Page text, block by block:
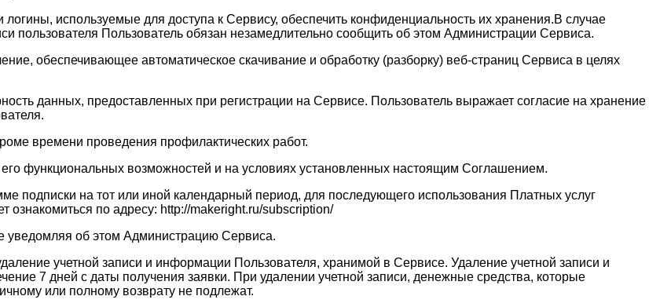
используемые для доступа к Сервису, обеспечить конфиденциальность их хранения.В случае
пользователя Пользователь обязан незамедлительно сообщить об этом Администрации Сервиса.
обеспечивающее автоматическое скачивание и обработку (разборку) веб-страниц Сервиса в целях
данных, предоставленных при регистрации на Сервисе. Пользователь выражает согласие на хранение
времени проведения профилактических работ.
функциональных возможностей и на условиях установленных настоящим Соглашением.
подписки на тот или иной календарный период, для последующего использования Платных услуг
по адресу: http://makeright.ru/subscription/
уведомляя об этом Администрацию Сервиса.
учетной записи и информации Пользователя, хранимой в Сервисе. Удаление учетной записи и
7 дней с даты получения заявки. При удалении учетной записи, денежные средства, которые
или полному возврату не подлежат.